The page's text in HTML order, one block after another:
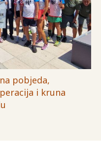
pobjeda,
i kruna